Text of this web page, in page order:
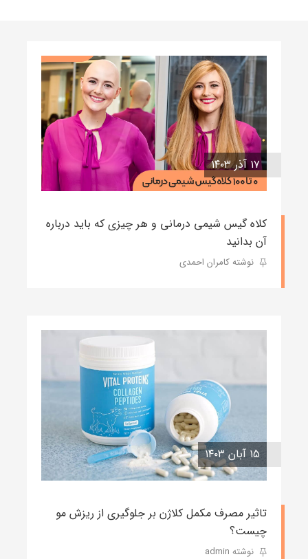
۱۷ آذر ۱۴۰۳
کلاه گیس شیمی درمانی و هر چیزی که باید درباره
آن بدانید
نوشته کامران احمدی
۱۵ آبان ۱۴۰۳
تاثیر مصرف مکمل کلاژن بر جلوگیری از ریزش مو
چیست؟
نوشته admin